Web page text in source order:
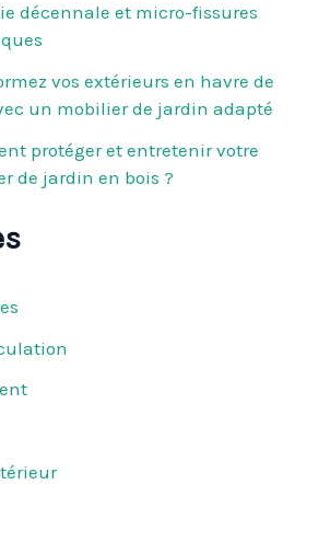
décennale et micro-fissures
vos extérieurs en havre de
un mobilier de jardin adapté
protéger et entretenir votre
de jardin en bois ?